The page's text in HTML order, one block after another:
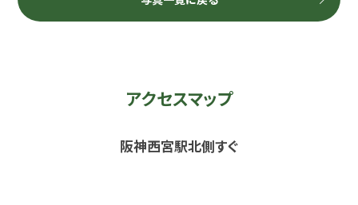
アクセスマップ
阪神西宮駅北側すぐ